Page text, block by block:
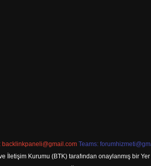
backlinkpaneli@gmail.com Teams:
İletişim Kurumu (BTK) tarafından onaylanmış bir